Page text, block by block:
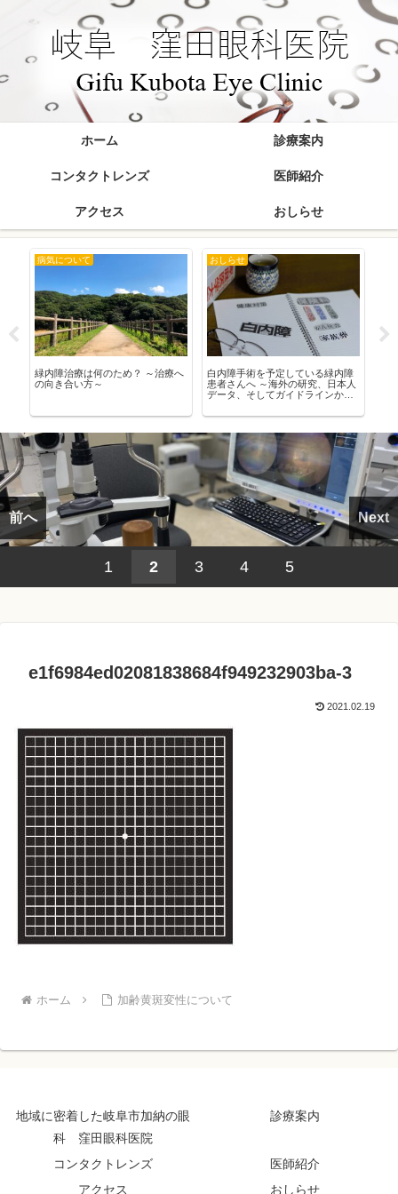
ホーム 診療案内
コンタクトレンズ 医師紹介
アクセス おしらせ
病気について
緑内障治療は何のため？ ～治療へ
の向き合い方～
おしらせ
白内障手術を予定している緑内障
患者さんへ ～海外の研究、日本人
データ、そしてガイドラインから
前へ Next
1 2 3 4 5
e1f6984ed02081838684f949232903ba-3
2021.02.19
ホーム 加齢黄斑変性について
地域に密着した岐阜市加納の眼
科 窪田眼科医院
診療案内
コンタクトレンズ
医師紹介
アクセス
おしらせ